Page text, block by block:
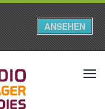
ANSEHEN